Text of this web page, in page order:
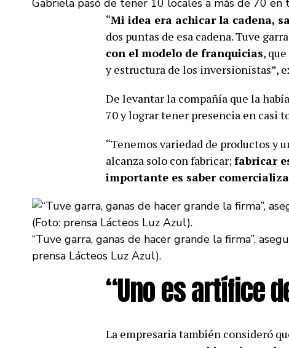
Gabriela pasó de tener 10 locales a más de 70
“Mi idea era achicar la cadena,
dos puntas de esa cadena. Tuve
con el modelo de franquicias,
y estructura de los inversionistas”,
De levantar la compañía que la
70 y lograr tener presencia en casi
“Tenemos variedad de productos y
alcanza solo con fabricar;fabricar
importante es saber
“Tuve garra, ganas de hacer grande la firma”,
prensa Lácteos Luz Azul).
“Uno es artífice
La empresaria también consideró